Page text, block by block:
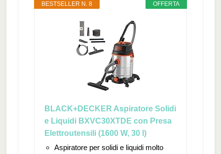
OFFERTA
BESTSELLER N. 8
BLACK+DECKER Aspiratore Solidi
e Liquidi BXVC30XTDE con Presa
Elettroutensili (1600 W, 30 l)
Aspiratore per solidi e liquidi molto